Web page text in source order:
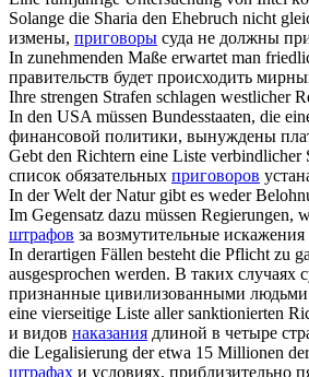
Solange die Sharia den Ehebruch nicht
измены, приговоры суда не должны
In zunehmenden Maße erwartet man
правительств будет происходить
Ihre strengen Strafen schlagen westlicher
In den USA müssen Bundesstaaten, die
финансовой политики, вынуждены
Gebt den Richtern eine Liste verbindlicher
список обязательных приговоров
In der Welt der Natur gibt es weder
Im Gegensatz dazu müssen Regierungen,
штрафов за возмутительные
In derartigen Fällen besteht die Pflicht zu
ausgesprochen werden. В таких случаях
признанные цивилизованными людьми
eine vierseitige Liste aller sanktionierten
и видов наказания длиной в четыре
die Legalisierung der etwa 15 Millionen
штрафах и условиях, приблизительно